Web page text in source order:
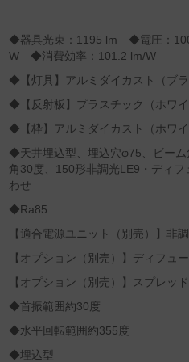
◆器具光束：1195 lm ◆電圧：
W ◆消費効率：101.2 lm/W
◆【灯具】アルミダイカスト（ブラ
◆【反射板】プラスチック（ホワイ
◆【枠】アルミダイカスト（ホワイ
◆天井埋込型、埋込穴φ75、ビー
角30度、150形非調光LE9・ディ
わせ
◆Ra85
【適合電源ユニット（別売）】非
【オプション（別売）】ディフュ
【オプション（別売）】スプレッ
◆首振範囲約30度
◆水平回転範囲約355度
◆埋込型